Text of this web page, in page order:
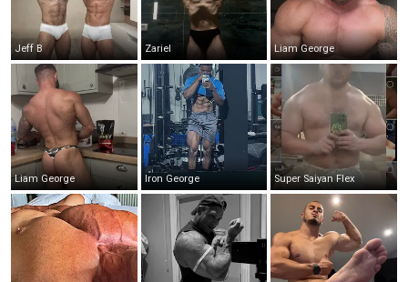
Jeff B Zariel Liam George
Liam George Iron George Super Saiyan Flex